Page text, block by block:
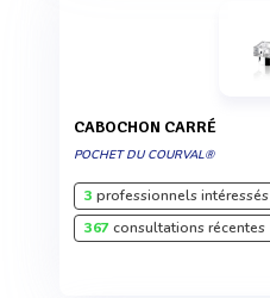
CABOCHON CARRÉ
POCHET DU COURVAL®
3 professionnels intéressés
367consultations récentes